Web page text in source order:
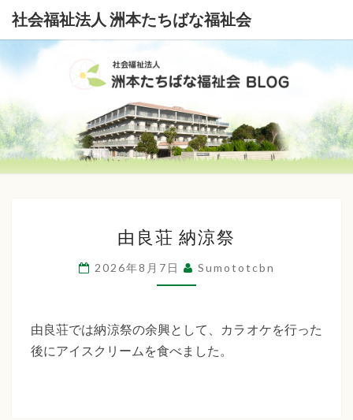
社会福祉法人 洲本たちばな福祉会
社
会
福
法
人
本
た
良
荘
納
祭
由良荘 納涼祭
2026年8月7日 Sumototcbn
由良荘では納涼祭の余興として、カラオケを行った
後にアイスクリームを食べました。